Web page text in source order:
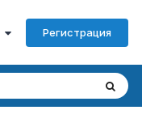
Регистрация